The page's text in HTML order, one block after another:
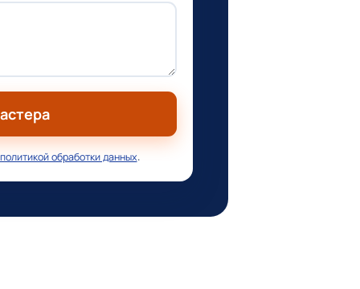
политикой обработки данных.